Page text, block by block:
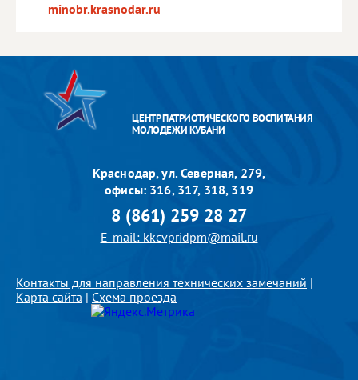
minobr.krasnodar.ru
ЦЕНТР ПАТРИОТИЧЕСКОГО ВОСПИТАНИЯ
МОЛОДЕЖИ КУБАНИ
Краснодар, ул. Северная, 279,
офисы: 316, 317, 318, 319
8 (861) 259 28 27
E-mail: kkcvpridpm@mail.ru
Контакты для направления технических замечаний |
Карта сайта | Схема проезда